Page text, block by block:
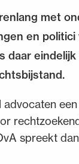
met
en
daar
spreekt